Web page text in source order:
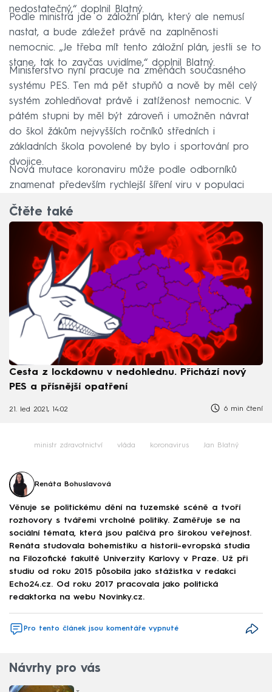
nedostatečný,“ doplnil Blatný.
Podle ministra jde o záložní plán, který ale nemusí
nastat, a bude záležet právě na zaplněnosti
nemocnic. „Je třeba mít tento záložní plán, jestli se to
stane, tak to zavčas uvidíme,“ doplnil Blatný.
Ministerstvo nyní pracuje na změnách současného
systému PES. Ten má pět stupňů a nově by měl celý
systém zohledňovat právě i zatíženost nemocnic. V
pátém stupni by měl být zároveň i umožněn návrat
do škol žákům nejvyšších ročníků středních i
základních škola povolené by bylo i sportování pro
dvojice.
Nová mutace koronaviru může podle odborníků
znamenat především rychlejší šíření viru v populaci
Čtěte také
Cesta z lockdownu v nedohlednu. Přichází nový
PES a přísnější opatření
21. led 2021, 14:02 6 min čtení
ministr zdravotnictví vláda koronavirus Jan Blatný
Renáta Bohuslavová
Věnuje se politickému dění na tuzemské scéně a tvoří
rozhovory s tvářemi vrcholné politiky. Zaměřuje se na
sociální témata, která jsou palčivá pro širokou veřejnost.
Renáta studovala bohemistiku a historii-evropská studia
na Filozofické fakultě Univerzity Karlovy v Praze. Už při
studiu od roku 2015 působila jako stážistka v redakci
Echo24.cz. Od roku 2017 pracovala jako politická
redaktorka na webu Novinky.cz.
Pro tento článek jsou komentáře vypnuté
Návrhy pro vás